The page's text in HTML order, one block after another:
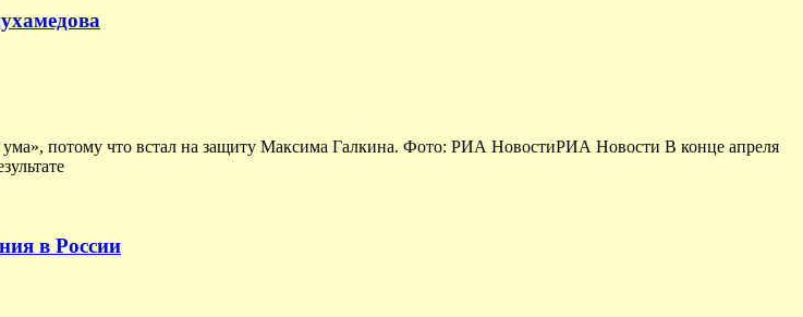
потому что встал на защиту Максима Галкина. Фото: РИА НовостиРИА Новости В конце апреля
в России